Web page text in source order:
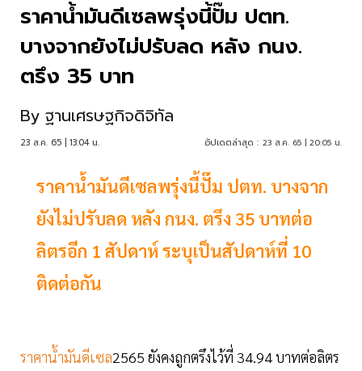
ราคาน้ำมันดีเซลพรุ่งนี้ปั๊ม ปตท.
บางจากยังไม่ปรับลด หลัง กนง.
ตรึง 35 บาท
By ฐานเศรษฐกิจดิจิทัล
23 ส.ค. 65 | 13:04 น. อัปเดตล่าสุด : 23 ส.ค. 65 | 20:05 น.
ราคาน้ำมันดีเซลพรุ่งนี้ปั๊ม ปตท. บางจาก
ยังไม่ปรับลด หลัง กนง. ตรึง 35 บาทต่อ
ลิตรอีก 1 สัปดาห์ ระบุเป็นสัปดาห์ที่ 10
ติดต่อกัน
ราคาน้ำมันดีเซล2565 ยังคงถูกตรึงไว้ที่ 34.94 บาทต่อลิตร